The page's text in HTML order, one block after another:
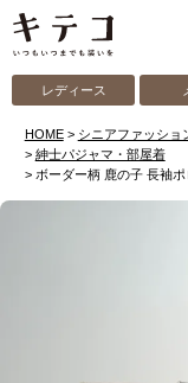
レディース
HOME シニアファッショ
紳士パジャマ・部屋着
ボーダー柄 鹿の子 長袖